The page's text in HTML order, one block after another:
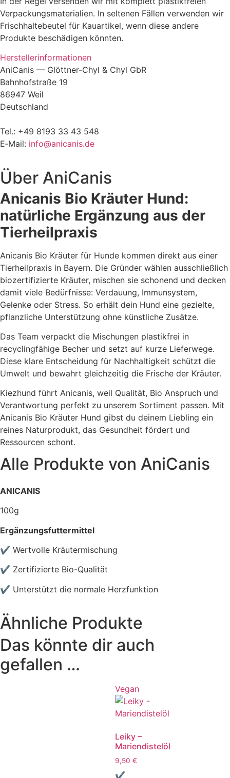
Verpackungsmaterialien. In seltenen Fällen verwenden wir
Frischhaltebeutel für Kauartikel, wenn diese andere
Produkte beschädigen könnten.
Herstellerinformationen
AniCanis — Glöttner-Chyl & Chyl GbR
Bahnhofstraße 19
86947 Weil
Deutschland
Tel.: +49 8193 33 43 548
E‑Mail: info@anicanis.de
Über AniCanis
Anicanis Bio Kräuter Hund:
natürliche Ergänzung aus der
Tierheilpraxis
Anicanis Bio Kräuter für Hunde kommen direkt aus einer
Tierheilpraxis in Bayern. Die Gründer wählen ausschließlich
biozertifizierte Kräuter, mischen sie schonend und decken
damit viele Bedürfnisse: Verdauung, Immunsystem,
Gelenke oder Stress. So erhält dein Hund eine gezielte,
pflanzliche Unterstützung ohne künstliche Zusätze.
Das Team verpackt die Mischungen plastikfrei in
recyclingfähige Becher und setzt auf kurze Lieferwege.
Diese klare Entscheidung für Nachhaltigkeit schützt die
Umwelt und bewahrt gleichzeitig die Frische der Kräuter.
Kiezhund führt Anicanis, weil Qualität, Bio Anspruch und
Verantwortung perfekt zu unserem Sortiment passen. Mit
Anicanis Bio Kräuter Hund gibst du deinem Liebling ein
reines Naturprodukt, das Gesundheit fördert und
Ressourcen schont.
Alle Produkte von AniCanis
ANICANIS
100g
Ergänzungsfuttermittel
✔ Wertvolle Kräutermischung
✔ Zertifizierte Bio-Qualität
✔ Unterstützt die normale Herzfunktion
Ähnliche Produkte
Das könnte dir auch
gefallen …
Vegan
Leiky –
Mariendistelöl
9,50 €
✔